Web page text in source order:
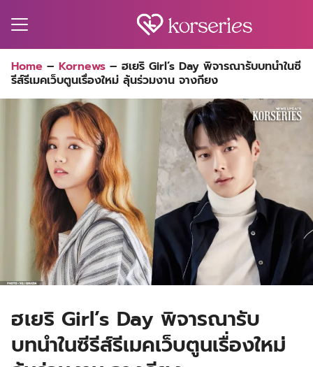
for:
Home – Kornews – ฮเยริ Girl’s Day พิจารณารับบทนำในซี
รีส์รีเมคเว็บตูนเรื่องใหม่ ลุ้นร่วมงาน จางกียง
ฮเยริ Girl’s Day พิจารณารับ
บทนำในซีรีส์รีเมคเว็บตูนเรื่องใหม่